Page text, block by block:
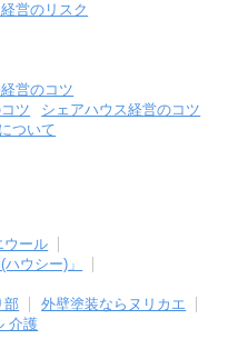
営のリスク
営のコツ
ツ
シェアハウス経営のコツ
ついて
ウール
ウシー)」
部
外壁塗装ならヌリカエ
介護